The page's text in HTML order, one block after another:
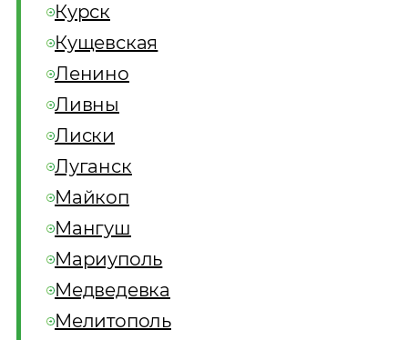
Курск
Кущевская
Ленино
Ливны
Лиски
Луганск
Майкоп
Мангуш
Мариуполь
Медведевка
Мелитополь